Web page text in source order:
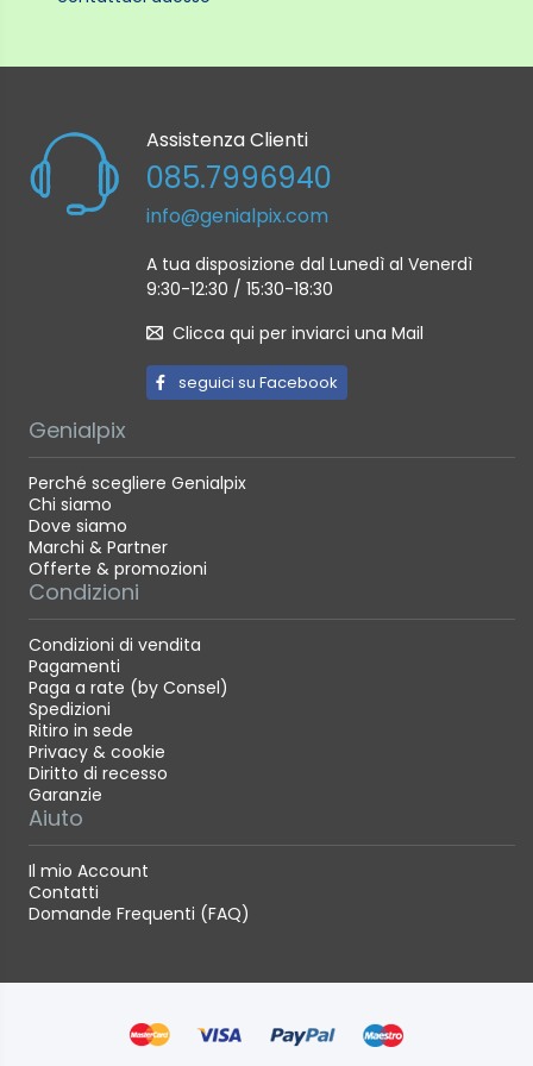
Stabilizzazione dell'immagine: Solo obiettivo/digitale
CANON RF-S 55-210/5-7,1 IS STM
(mm): 88-336mm
Ottiche speciali: 2 UD, 1 PMo asferico
Numero di lamelle del diaframma: 7
Stabilizzatore d'immagine IBIS x OIS: 7
Attuatore AF: STM
Rivestimenti: Super Spectra
Angolo di campo (orizzontale, verticale, diagonale):
23° 20' - 6° 10', 15° 40' - 4° 5', 27° 50' - 7° 25'
Apertura minima: 22 a 55 mm / 32 a 210 mm
Distanza minima di messa a fuoco: 0,73 (a 210 mm)
- 1,0 (a 55 mm)
Rapporto d'ingrandimento: 0,28 (a 210 mm) - 0,05
(a 55 mm)
Diametro filtri: 55mm
Dimensioni: 69 x 135
peso: 270g
Messa a fuoco
Tipo: Dual Pixel CMOS AF II
con Viso + Inseguimento e modalità Selezione
100% orizzontale e 90% verticale con selezione
Assistenza Clienti
085.7996940
info@genialpix.com
A tua disposizione dal Lunedì al Venerdì
9:30-12:30 / 15:30-18:30
Clicca qui per inviarci una Mail
seguici su Facebook
Genialpix
Perché scegliere Genialpix
Chi siamo
Dove siamo
Marchi & Partner
Offerte & promozioni
Condizioni
Condizioni di vendita
Pagamenti
Paga a rate (by Consel)
Spedizioni
Ritiro in sede
Privacy & cookie
Diritto di recesso
Garanzie
Aiuto
Il mio Account
Contatti
Domande Frequenti (FAQ)